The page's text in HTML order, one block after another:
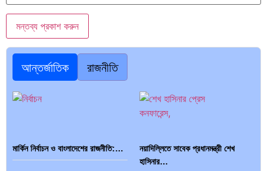
আন্তর্জাতিক রাজনীতি
মার্কিন নির্বাচন ও বাংলাদেশের রাজনীতি:…
নয়াদিল্লিতে সাবেক প্রধানমন্ত্রী শেখ
হাসিনার…